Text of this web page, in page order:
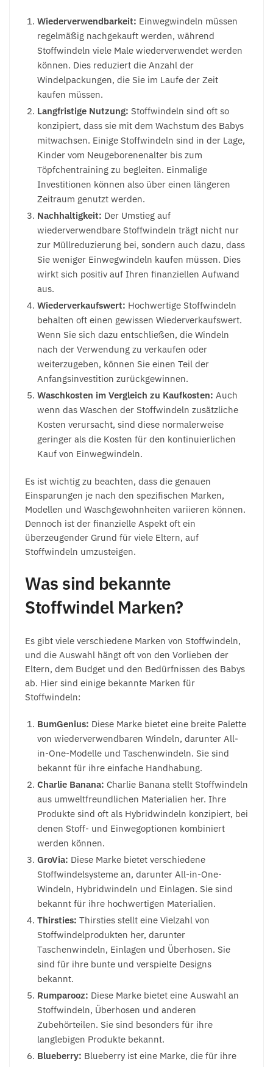
Wiederverwendbarkeit: Einwegwindeln müssen
regelmäßig nachgekauft werden, während
Stoffwindeln viele Male wiederverwendet werden
können. Dies reduziert die Anzahl der
Windelpackungen, die Sie im Laufe der Zeit
kaufen müssen.
Langfristige Nutzung: Stoffwindeln sind oft so
konzipiert, dass sie mit dem Wachstum des Babys
mitwachsen. Einige Stoffwindeln sind in der Lage,
Kinder vom Neugeborenenalter bis zum
Töpfchentraining zu begleiten. Einmalige
Investitionen können also über einen längeren
Zeitraum genutzt werden.
Nachhaltigkeit: Der Umstieg auf
wiederverwendbare Stoffwindeln trägt nicht nur
zur Müllreduzierung bei, sondern auch dazu, dass
Sie weniger Einwegwindeln kaufen müssen. Dies
wirkt sich positiv auf Ihren finanziellen Aufwand
aus.
Wiederverkaufswert: Hochwertige Stoffwindeln
behalten oft einen gewissen Wiederverkaufswert.
Wenn Sie sich dazu entschließen, die Windeln
nach der Verwendung zu verkaufen oder
weiterzugeben, können Sie einen Teil der
Anfangsinvestition zurückgewinnen.
Waschkosten im Vergleich zu Kaufkosten: Auch
wenn das Waschen der Stoffwindeln zusätzliche
Kosten verursacht, sind diese normalerweise
geringer als die Kosten für den kontinuierlichen
Kauf von Einwegwindeln.
Es ist wichtig zu beachten, dass die genauen
Einsparungen je nach den spezifischen Marken,
Modellen und Waschgewohnheiten variieren können.
Dennoch ist der finanzielle Aspekt oft ein
überzeugender Grund für viele Eltern, auf
Stoffwindeln umzusteigen.
Was sind bekannte
Stoffwindel Marken?
Es gibt viele verschiedene Marken von Stoffwindeln,
und die Auswahl hängt oft von den Vorlieben der
Eltern, dem Budget und den Bedürfnissen des Babys
ab. Hier sind einige bekannte Marken für
Stoffwindeln:
BumGenius: Diese Marke bietet eine breite Palette
von wiederverwendbaren Windeln, darunter All-
in-One-Modelle und Taschenwindeln. Sie sind
bekannt für ihre einfache Handhabung.
Charlie Banana: Charlie Banana stellt Stoffwindeln
aus umweltfreundlichen Materialien her. Ihre
Produkte sind oft als Hybridwindeln konzipiert, bei
denen Stoff- und Einwegoptionen kombiniert
werden können.
GroVia: Diese Marke bietet verschiedene
Stoffwindelsysteme an, darunter All-in-One-
Windeln, Hybridwindeln und Einlagen. Sie sind
bekannt für ihre hochwertigen Materialien.
Thirsties: Thirsties stellt eine Vielzahl von
Stoffwindelprodukten her, darunter
Taschenwindeln, Einlagen und Überhosen. Sie
sind für ihre bunte und verspielte Designs
bekannt.
Rumparooz: Diese Marke bietet eine Auswahl an
Stoffwindeln, Überhosen und anderen
Zubehörteilen. Sie sind besonders für ihre
langlebigen Produkte bekannt.
Blueberry: Blueberry ist eine Marke, die für ihre